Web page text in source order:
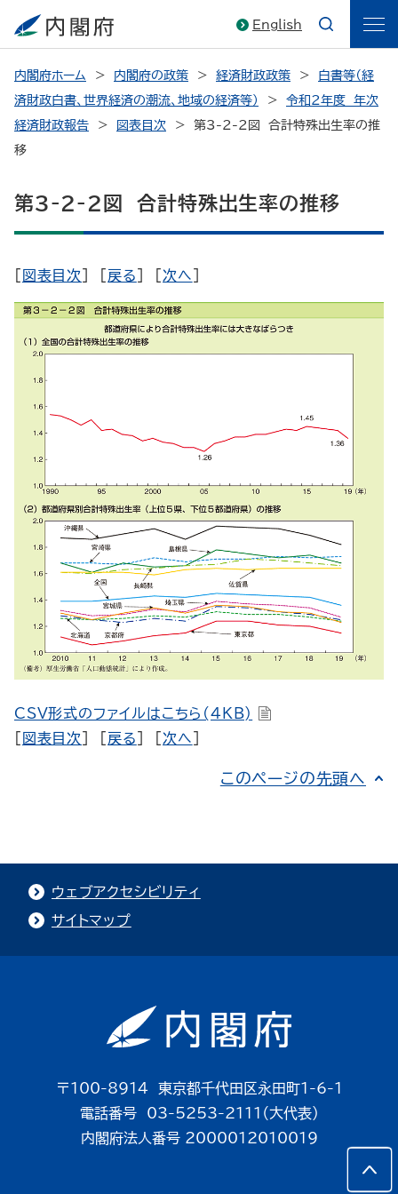
English
内閣府ホーム 内閣府の政策 経済財政政策
白書等（経
済財政白書、世界経済の潮流、地域の経済等）
令和2年度 年次
経済財政報告
図表目次
第3-2-2図 合計特殊出生率の推
移
第3-2-2図 合計特殊出生率の推移
図表目次 戻る ] [次へ
CSV形式のファイルはこちら(4KB)
図表目次 戻る ] [次へ
このページの先頭へ
ウェブアクセシビリティ
サイトマップ
〒100-8914 東京都千代田区永田町1-6-1
電話番号 03-5253-2111（大代表）
内閣府法人番号 2000012010019